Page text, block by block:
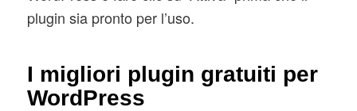
plugin sia pronto per l’uso.
I migliori plugin gratuiti per
WordPress